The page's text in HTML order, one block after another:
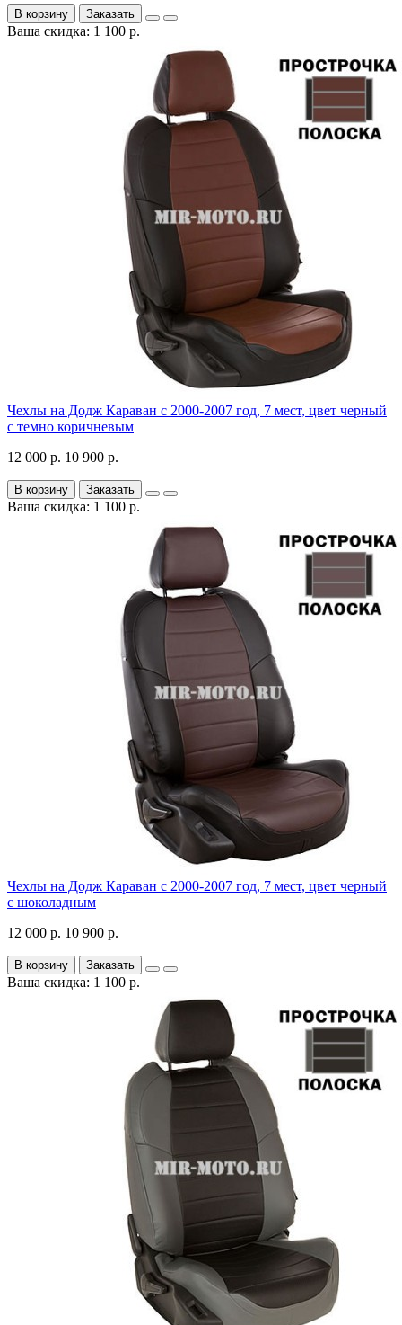
В корзину Заказать
Ваша скидка: 1 100 р.
Чехлы на Додж Караван с 2000-2007 год, 7 мест, цвет черный
с темно коричневым
12 000 р. 10 900 р.
В корзину Заказать
Ваша скидка: 1 100 р.
Чехлы на Додж Караван с 2000-2007 год, 7 мест, цвет черный
с шоколадным
12 000 р. 10 900 р.
В корзину Заказать
Ваша скидка: 1 100 р.